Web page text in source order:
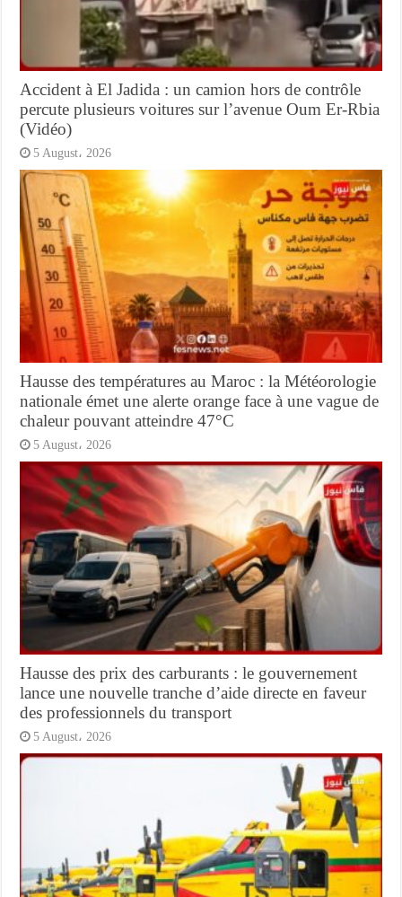
Accident à El Jadida : un camion hors de contrôle
percute plusieurs voitures sur l’avenue Oum Er-Rbia
(Vidéo)
5 August، 2026
Hausse des températures au Maroc : la Météorologie
nationale émet une alerte orange face à une vague de
chaleur pouvant atteindre 47°C
5 August، 2026
Hausse des prix des carburants : le gouvernement
lance une nouvelle tranche d’aide directe en faveur
des professionnels du transport
5 August، 2026